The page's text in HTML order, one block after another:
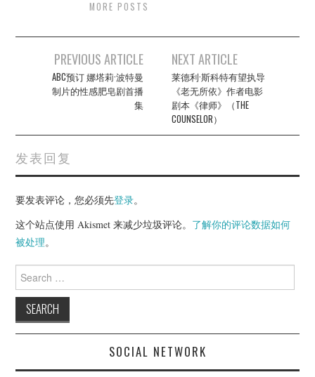
MORE POSTS
navigation
PREVIOUS ARTICLE
ABC预订 娜塔莉·波特曼
制片的性感肥皂剧首播
集
NEXT ARTICLE
莱德利·斯科特有望执导
《老无所依》作者电影
剧本《律师》（THE
COUNSELOR）
发表回复
要发表评论，您必须先登录。
这个站点使用 Akismet 来减少垃圾评论。 了解你的评论数据如何
被处理。
Search
for:
SOCIAL NETWORK